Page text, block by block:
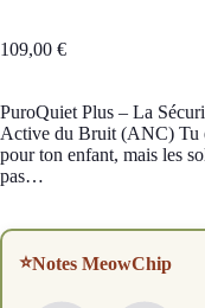
109,00 €
PuroQuiet Plus – La
Active du Bruit (ANC) Tu
pour ton enfant, mais les
pas…
⭐Notes MeowChip